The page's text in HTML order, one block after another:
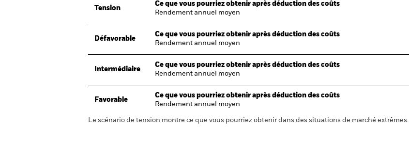
Tension
Ce que vous pourriez obtenir après déduction des coûts
Rendement annuel moyen
Défavorable
Ce que vous pourriez obtenir après déduction des coûts
Rendement annuel moyen
Intermédiaire
Ce que vous pourriez obtenir après déduction des coûts
Rendement annuel moyen
Favorable
Ce que vous pourriez obtenir après déduction des coûts
Rendement annuel moyen
Le scénario de tension montre ce que vous pourriez obtenir dans des situations de marché extrêmes.